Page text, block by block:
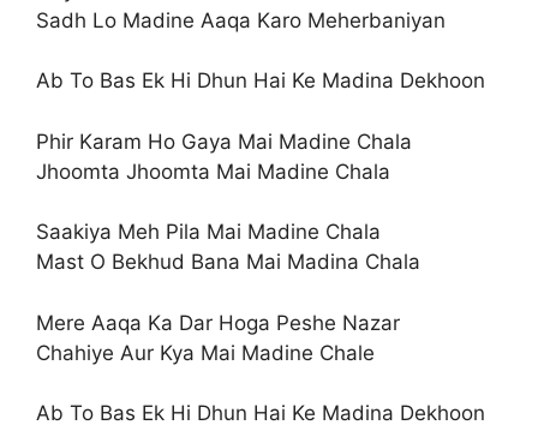
Sadh Lo Madine Aaqa Karo Meherbaniyan
Ab To Bas Ek Hi Dhun Hai Ke Madina Dekhoon
Phir Karam Ho Gaya Mai Madine Chala
Jhoomta Jhoomta Mai Madine Chala
Saakiya Meh Pila Mai Madine Chala
Mast O Bekhud Bana Mai Madina Chala
Mere Aaqa Ka Dar Hoga Peshe Nazar
Chahiye Aur Kya Mai Madine Chale
Ab To Bas Ek Hi Dhun Hai Ke Madina Dekhoon